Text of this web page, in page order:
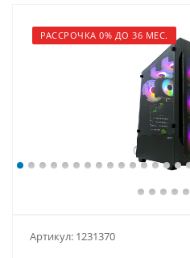
РАССРОЧКА 0% ДО 36 МЕС.
Артикул: 1231370